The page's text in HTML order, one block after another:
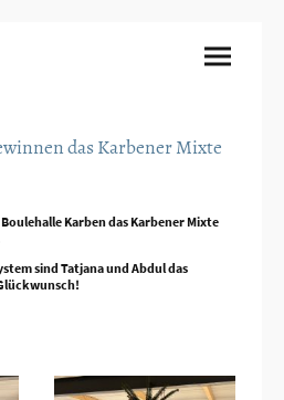
das Karbener Mixte
Karben das Karbener Mixte
sind Tatjana und Abdul das